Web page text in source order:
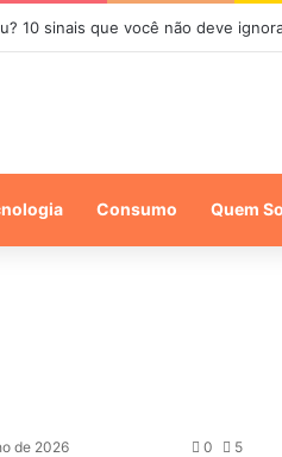
10 sinais que você não deve
Consumo Quem
de 2026 0 5